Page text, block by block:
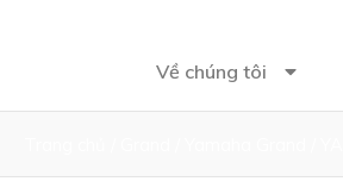
Về chúng tôi